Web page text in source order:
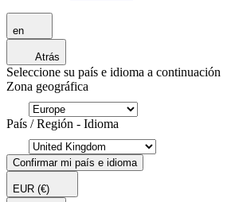
en
Atrás
Seleccione su país e idioma a continuación
Zona geográfica
País / Región - Idioma
Confirmar mi país e idioma
EUR (€)